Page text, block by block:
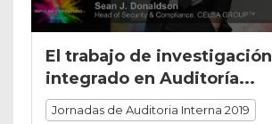
El trabajo de investigación
integrado en Auditoría...
Jornadas de Auditoria Interna 2019